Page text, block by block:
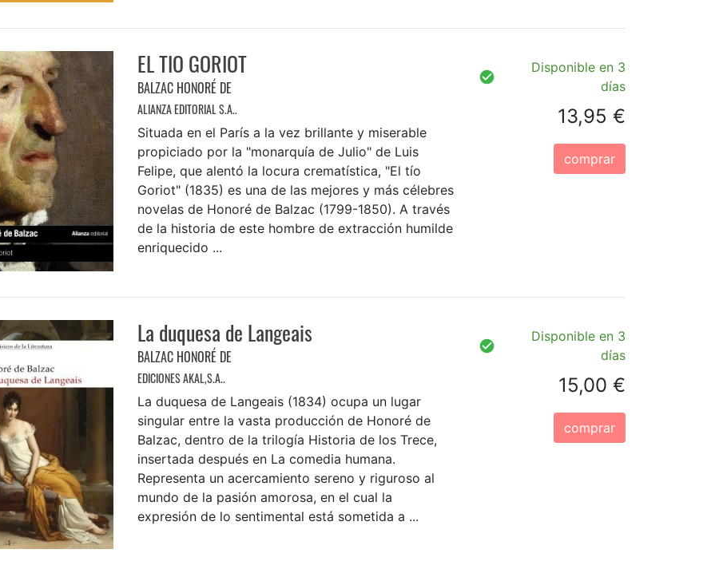
EL TIO GORIOT
BALZAC HONORÉ DE
ALIANZA EDITORIAL S.A..
Situada en el París a la vez brillante y miserable
propiciado por la "monarquía de Julio" de Luis
Felipe, que alentó la locura crematística, "El tío
Goriot" (1835) es una de las mejores y más célebres
novelas de Honoré de Balzac (1799-1850). A través
de la historia de este hombre de extracción humilde
enriquecido ...
Disponible en 3
días
13,95 €
comprar
La duquesa de Langeais
BALZAC HONORÉ DE
EDICIONES AKAL,S.A..
La duquesa de Langeais (1834) ocupa un lugar
singular entre la vasta producción de Honoré de
Balzac, dentro de la trilogía Historia de los Trece,
insertada después en La comedia humana.
Representa un acercamiento sereno y riguroso al
mundo de la pasión amorosa, en el cual la
expresión de lo sentimental está sometida a ...
Disponible en 3
días
15,00 €
comprar